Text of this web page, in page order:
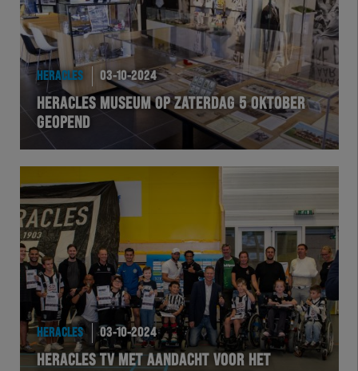
HERVOL
HEREXC
EXCHER
VOLHER
Natuurgras
Wedstrijd
Heracles
BusinessClub
HERACLES 03-10-2024
HERACLES MUSEUM OP ZATERDAG 5 OKTOBER
GEOPEND
HERACLES 03-10-2024
HERACLES TV MET AANDACHT VOOR HET